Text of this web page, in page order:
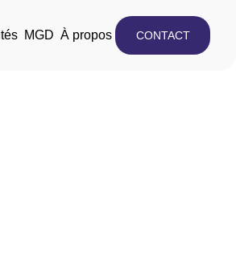
MGD À propos CONTACT